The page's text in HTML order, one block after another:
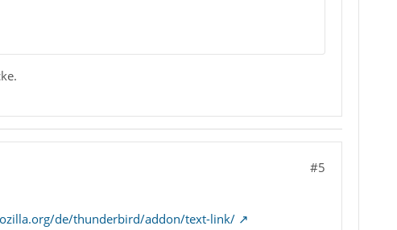
#5
de/thunderbird/addon/text-link/